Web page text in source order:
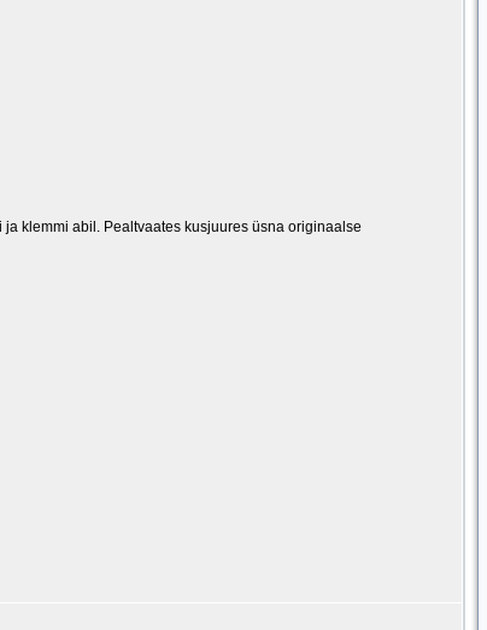
klemmi abil. Pealtvaates kusjuures üsna originaalse